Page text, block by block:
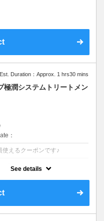
Est. Duration：Approx. 1 hrs30 mins
極潤システムトリートメン
：
使えるクーポンです♪
へと導く最新4stepトリートメ
らしっかり修復したい方に♪
See details